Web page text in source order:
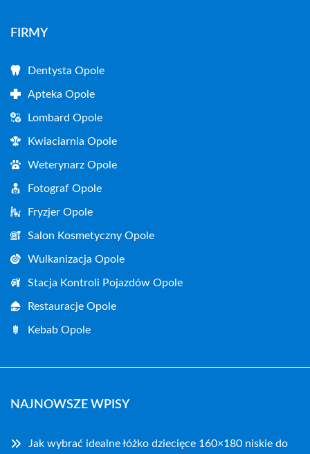
FIRMY
Dentysta Opole
Apteka Opole
Lombard Opole
Kwiaciarnia Opole
Weterynarz Opole
Fotograf Opole
Fryzjer Opole
Salon Kosmetyczny Opole
Wulkanizacja Opole
Stacja Kontroli Pojazdów Opole
Restauracje Opole
Kebab Opole
NAJNOWSZE WPISY
Jak wybrać idealne łóżko dziecięce 160×180 niskie do